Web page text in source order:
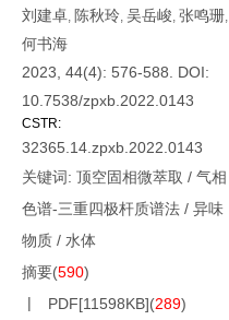
刘建卓, 陈秋玲, 吴岳峻, 张鸣珊,
何书海
2023, 44(4): 576-588.
DOI:
10.7538/zpxb.2022.0143
CSTR:
32365.14.zpxb.2022.0143
关键词: 顶空固相微萃取 / 气相
色谱-三重四极杆质谱法 / 异味
物质 / 水体
摘要(590)
PDF[11598KB](289)